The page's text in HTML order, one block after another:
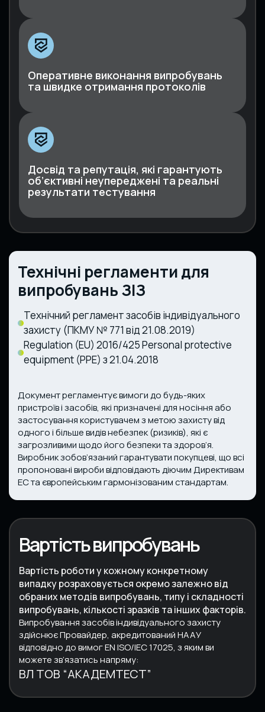
Оперативне виконання випробувань
та швидке отримання протоколів
Досвід та репутація, які гарантують
об’єктивні неупереджені та реальні
результати тестування
Технічні регламенти для
випробувань ЗІЗ
Технічний регламент засобів індивідуального
захисту (ПКМУ № 771 від 21.08.2019)
Regulation (EU) 2016/425 Personal protective
equipment (PPE) з 21.04.2018
Документ регламентує вимоги до будь-яких
пристроїв і засобів, які призначені для носіння або
застосування користувачем з метою захисту від
одного і більше видів небезпек (ризиків), які є
загрозливими щодо його безпеки та здоров’я.
Виробник зобов’язаний гарантувати покупцеві, що всі
пропоновані вироби відповідають діючим Директивам
ЕС та європейським гармонізованим стандартам.
Вартість випробувань
Вартість роботи у кожному конкретному
випадку розраховується окремо залежно від
обраних методів випробувань, типу і складності
випробувань, кількості зразків та інших факторів.
Випробування засобів індивідуального захисту
здійснює Провайдер, акредитований НААУ
відповідно до вимог EN ISO/IEC 17025, з яким ви
можете зв’язатись напряму:
ВЛ ТОВ “АКАДЕМТЕСТ”